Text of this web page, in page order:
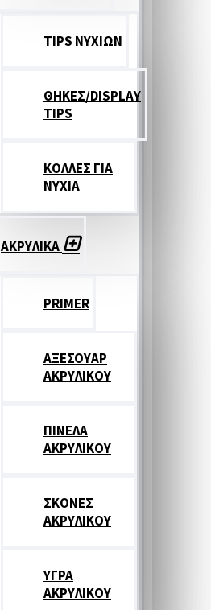
TIPS ΝΥΧΙΩΝ
ΘΗΚΕΣ/DISPLAY
TIPS
ΚΟΛΛΕΣ ΓΙΑ
ΝΥΧΙΑ
ΑΚΡΥΛΙΚΑ
PRIMER
ΑΞΕΣΟΥΑΡ
ΑΚΡΥΛΙΚΟΥ
ΠΙΝΕΛΑ
ΑΚΡΥΛΙΚΟΥ
ΣΚΟΝΕΣ
ΑΚΡΥΛΙΚΟΥ
ΥΓΡΑ
ΑΚΡΥΛΙΚΟΥ